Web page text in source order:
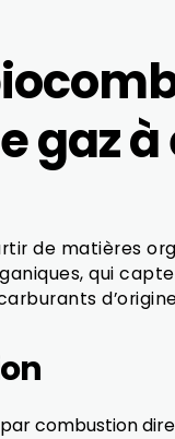
gaz
de matières
qui
combustion